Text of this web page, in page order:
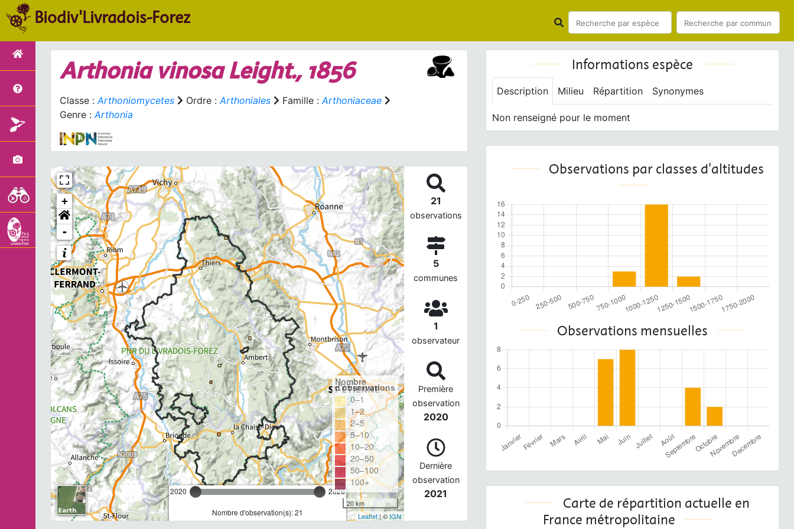
Biodiv'Livradois-Forez
Arthonia vinosaLeight., 1856
Classe :Arthoniomycetes Ordre :Arthoniales Famille :Arthoniaceae
Genre :Arthonia
+
-
2020 2026
Nombre d'observation(s): 21
Nombre
d'observations
0–1
1–2
2–5
5–10
10–20
20–50
50–100
100+
20 km
Leaflet| ©IGN
21
observations
5
communes
1
observateur
Première
observation
2020
Dernière
observation
2021
Informations espèce
Description Milieu Répartition Synonymes
Non renseigné pour le moment
Observations par classes d'altitudes
Observations mensuelles
Carte de répartition actuelle en
France métropolitaine